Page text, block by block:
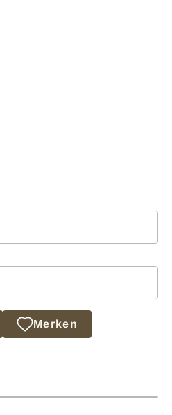
Merken